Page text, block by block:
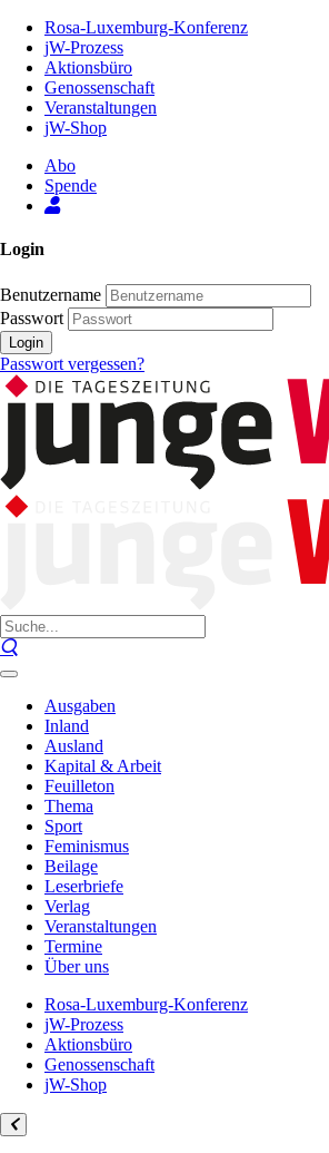
Inhalt
Seite
Rosa-Luxemburg-Konferenz
jW-Prozess
Aktionsbüro
Genossenschaft
Veranstaltungen
jW-Shop
Abo
Spende
Login
Benutzername
Passwort
Login
Passwort vergessen?
Ausgaben
Inland
Ausland
Kapital & Arbeit
Feuilleton
Thema
Sport
Feminismus
Beilage
Leserbriefe
Verlag
Veranstaltungen
Termine
Über uns
Rosa-Luxemburg-Konferenz
jW-Prozess
Aktionsbüro
Genossenschaft
jW-Shop